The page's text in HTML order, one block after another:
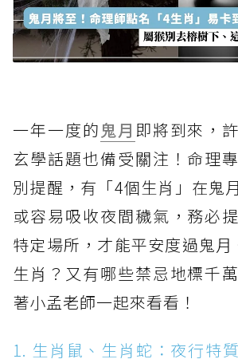
一年一度的鬼月 即將到來，
玄學話題也備受關注！命理
別提醒，有「4個生肖」在鬼
或容易吸收夜間穢氣，務必
特定場所，才能平安度過鬼
生肖？又有哪些禁忌地標千
著小孟老師一起來看看！
1. 生肖鼠、生肖蛇：夜行特